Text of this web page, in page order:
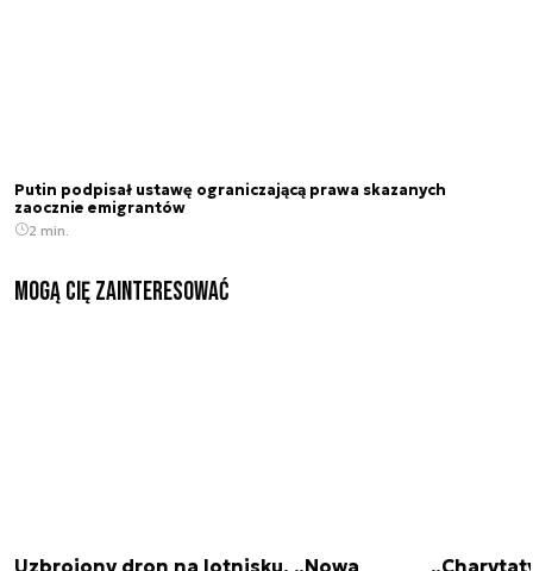
Putin podpisał ustawę ograniczającą prawa skazanych
zaocznie emigrantów
2 min.
Mogą Cię zainteresować
Uzbrojony dron na lotnisku. „Nowa